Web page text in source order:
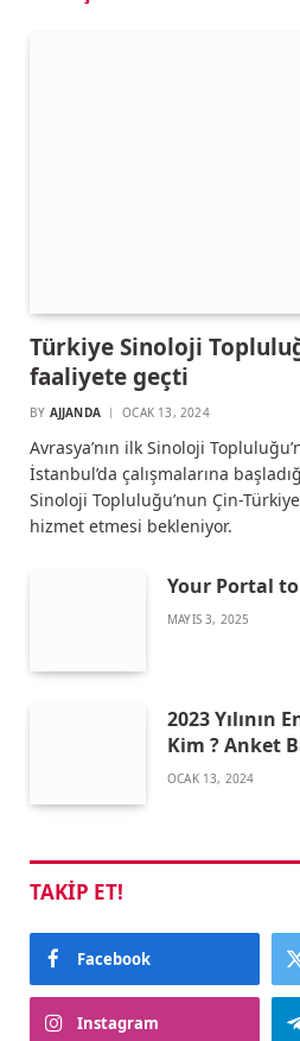
Türkiye Sinoloji
faaliyete geçti
BY AJJANDA OCAK 13, 2024
Avrasya’nın ilk Sinoloji
İstanbul’da çalışmalarına
Sinoloji Topluluğu’nun Çin-
hizmet etmesi bekleniyor.
Your Portal
MAYIS 3, 2025
2023 Yılının
Kim ? Anket
OCAK 13, 2024
TAKIP ET!
Facebook
Instagram